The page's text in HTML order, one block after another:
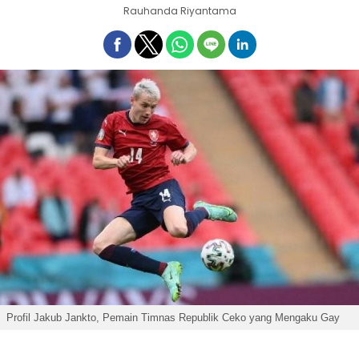
Rauhanda Riyantama
Profil Jakub Jankto, Pemain Timnas Republik Ceko yang Mengaku Gay